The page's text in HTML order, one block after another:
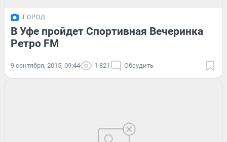
ГОРОД
В Уфе пройдет Спортивная Вечеринка
Ретро FM
9 сентября, 2015, 09:44 1 821 Обсудить